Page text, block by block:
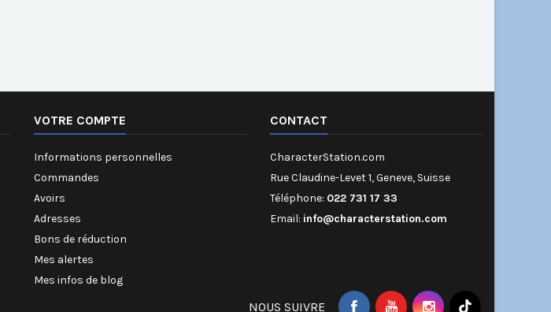
VOTRE COMPTE
Informations personnelles
Commandes
Avoirs
Adresses
Bons de réduction
Mes alertes
Mes infos de blog
CONTACT
CharacterStation.com
Rue Claudine-Levet 1, Geneve, Suisse
Téléphone: 022 731 17 33
Email: info@characterstation.com
NOUS SUIVRE